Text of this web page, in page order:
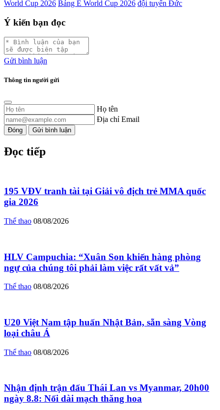
World Cup 2026 Bảng E World Cup 2026 đội tuyển Đức
Ý kiến bạn đọc
Gửi bình luận
Thông tin người gửi
Họ tên
Địa chỉ Email
Đóng Gửi bình luận
Đọc tiếp
195 VĐV tranh tài tại Giải vô địch trẻ MMA quốc
gia 2026
Thể thao 08/08/2026
HLV Campuchia: “Xuân Son khiến hàng phòng
ngự của chúng tôi phải làm việc rất vất vả”
Thể thao 08/08/2026
U20 Việt Nam tập huấn Nhật Bản, sẵn sàng Vòng
loại châu Á
Thể thao 08/08/2026
Nhận định trận đấu Thái Lan vs Myanmar, 20h00
ngày 8.8: Nối dài mạch thăng hoa